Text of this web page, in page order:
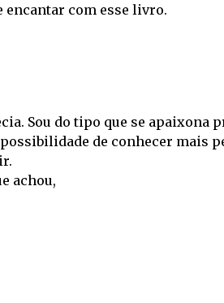
com esse livro.
Sou do tipo que se apaixona
de conhecer mais
achou,